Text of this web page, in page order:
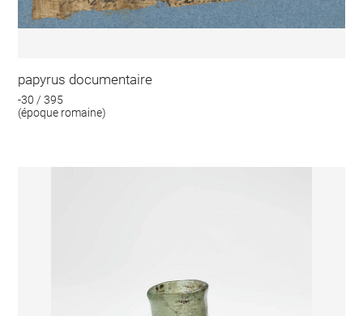
papyrus documentaire
-30 / 395
(époque romaine)